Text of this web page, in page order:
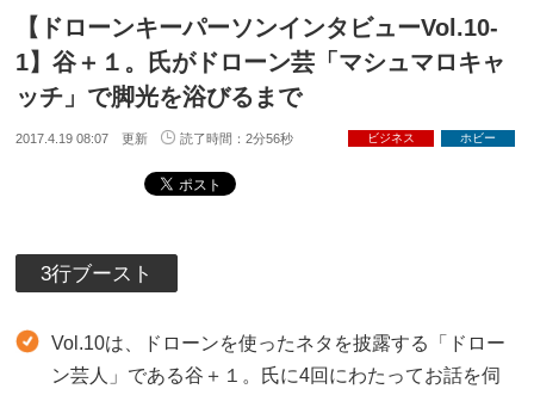
【ドローンキーパーソンインタビューVol.10-
1】谷＋１。氏がドローン芸「マシュマロキャ
ッチ」で脚光を浴びるまで
2017.4.19 08:07 更新 読了時間：2分56秒 ビジネス ホビー
3行ブースト
Vol.10は、ドローンを使ったネタを披露する「ドロー
ン芸人」である谷＋１。氏に4回にわたってお話を伺